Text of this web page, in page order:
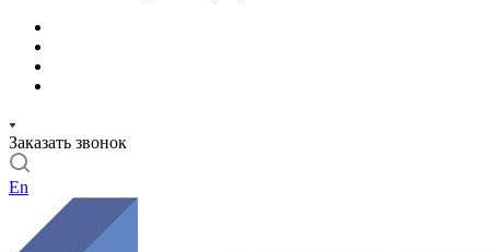
Заказать звонок
En